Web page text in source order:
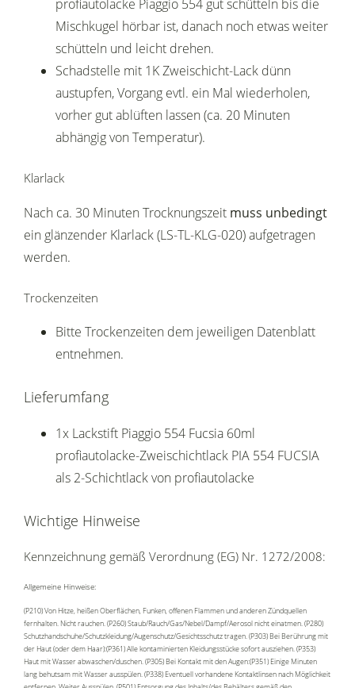
profiautolacke Piaggio 554 gut schütteln bis die
Mischkugel hörbar ist, danach noch etwas weiter
schütteln und leicht drehen.
Schadstelle mit 1K Zweischicht-Lack dünn
austupfen, Vorgang evtl. ein Mal wiederholen,
vorher gut ablüften lassen (ca. 20 Minuten
abhängig von Temperatur).
Klarlack
Nach ca. 30 Minuten Trocknungszeit muss unbedingt
ein glänzender Klarlack (LS-TL-KLG-020) aufgetragen
werden.
Trockenzeiten
Bitte Trockenzeiten dem jeweiligen Datenblatt
entnehmen.
Lieferumfang
1x Lackstift Piaggio 554 Fucsia 60ml
profiautolacke-Zweischichtlack PIA 554 FUCSIA
als 2-Schichtlack von profiautolacke
Wichtige Hinweise
Kennzeichnung gemäß Verordnung (EG) Nr. 1272/2008:
Allgemeine Hinweise:
(P210) Von Hitze, heißen Oberflächen, Funken, offenen Flammen und anderen Zündquellen
fernhalten. Nicht rauchen. (P260) Staub/Rauch/Gas/Nebel/Dampf/Aerosol nicht einatmen. (P280)
Schutzhandschuhe/Schutzkleidung/Augenschutz/Gesichtsschutz tragen. (P303) Bei Berührung mit
der Haut (oder dem Haar):(P361) Alle kontaminierten Kleidungsstücke sofort ausziehen. (P353)
Haut mit Wasser abwaschen/duschen. (P305) Bei Kontakt mit den Augen:(P351) Einige Minuten
lang behutsam mit Wasser ausspülen. (P338) Eventuell vorhandene Kontaktlinsen nach Möglichkeit